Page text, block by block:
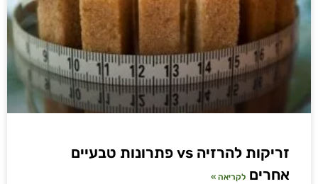
זריקות להרזיה vs פתרונות טבעיים
אחרים לקריאה »